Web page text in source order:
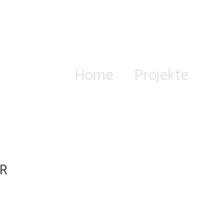
Home Projekte